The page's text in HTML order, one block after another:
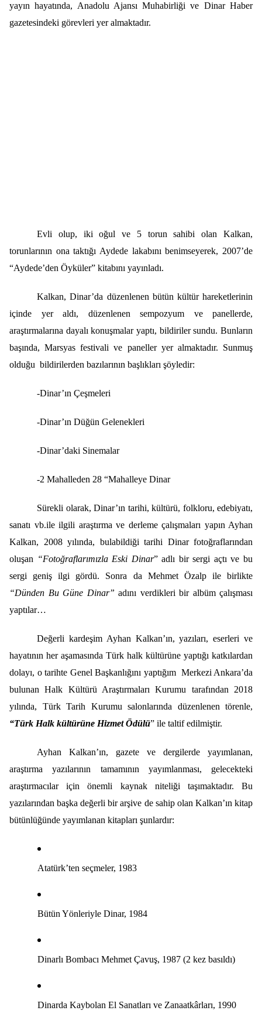
yayın hayatında, Anadolu Ajansı Muhabirliği ve Dinar Haber
gazetesindeki görevleri yer almaktadır.
Evli olup, iki oğul ve 5 torun sahibi olan Kalkan,
torunlarının ona taktığı Aydede lakabını benimseyerek, 2007’de
“Aydede’den Öyküler” kitabını yayınladı.
Kalkan, Dinar’da düzenlenen bütün kültür hareketlerinin
içinde yer aldı, düzenlenen sempozyum ve panellerde,
araştırmalarına dayalı konuşmalar yaptı, bildiriler sundu. Bunların
başında, Marsyas festivali ve paneller yer almaktadır. Sunmuş
olduğu bildirilerden bazılarının başlıkları şöyledir:
-Dinar’ın Çeşmeleri
-Dinar’ın Düğün Gelenekleri
-Dinar’daki Sinemalar
-2 Mahalleden 28 “Mahalleye Dinar
Sürekli olarak, Dinar’ın tarihi, kültürü, folkloru, edebiyatı,
sanatı vb.ile ilgili araştırma ve derleme çalışmaları yapın Ayhan
Kalkan, 2008 yılında, bulabildiği tarihi Dinar fotoğraflarından
oluşan “Fotoğraflarımızla Eski Dinar” adlı bir sergi açtı ve bu
sergi geniş ilgi gördü. Sonra da Mehmet Özalp ile birlikte
“Dünden Bu Güne Dinar” adını verdikleri bir albüm çalışması
yaptılar…
Değerli kardeşim Ayhan Kalkan’ın, yazıları, eserleri ve
hayatının her aşamasında Türk halk kültürüne yaptığı katkılardan
dolayı, o tarihte Genel Başkanlığını yaptığım Merkezi Ankara’da
bulunan Halk Kültürü Araştırmaları Kurumu tarafından 2018
yılında, Türk Tarih Kurumu salonlarında düzenlenen törenle,
“Türk Halk kültürüne Hizmet Ödülü” ile taltif edilmiştir.
Ayhan Kalkan’ın, gazete ve dergilerde yayımlanan,
araştırma yazılarının tamamının yayımlanması, gelecekteki
araştırmacılar için önemli kaynak niteliği taşımaktadır. Bu
yazılarından başka değerli bir arşive de sahip olan Kalkan’ın kitap
bütünlüğünde yayımlanan kitapları şunlardır:
Atatürk’ten seçmeler, 1983
Bütün Yönleriyle Dinar, 1984
Dinarlı Bombacı Mehmet Çavuş, 1987 (2 kez basıldı)
Dinarda Kaybolan El Sanatları ve Zanaatkârları, 1990